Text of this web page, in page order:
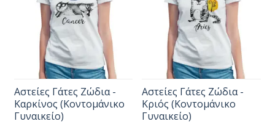
Αστείες Γάτες Ζώδια -
Καρκίνος (Κοντομάνικο
Γυναικείο)
Αστείες Γάτες Ζώδια -
Κριός (Κοντομάνικο
Γυναικείο)